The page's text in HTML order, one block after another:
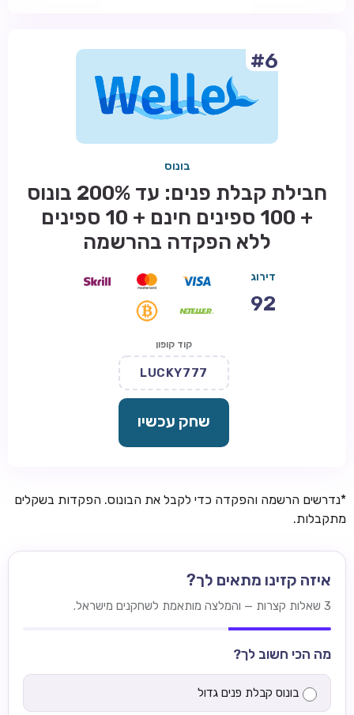
#6
בונוס
חבילת קבלת פנים: עד 200% בונוס
+ 100 ספינים חינם + 10 ספינים
ללא הפקדה בהרשמה
דירוג
92
קוד קופון
LUCKY777
שחק עכשיו
*נדרשים הרשמה והפקדה כדי לקבל את הבונוס. הפקדות בשקלים
מתקבלות.
איזה קזינו מתאים לך?
3 שאלות קצרות — והמלצה מותאמת לשחקנים מישראל.
מה הכי חשוב לך?
בונוס קבלת פנים גדול